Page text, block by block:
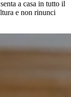
a casa in tutto il
e non rinunci